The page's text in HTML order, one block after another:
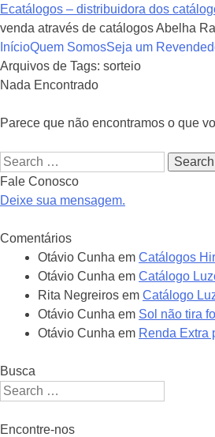
Ecatálogos – distribuidora dos
venda através de catálogos Abelha
Pular
para
o
InícioQuem SomosSeja um
Arquivos de Tags: sorteio
Nada Encontrado
Parece que não encontramos o que
Search
Fale Conosco
Deixe sua mensagem.
Comentários
Otávio Cunha em Catálogos
Otávio Cunha em Catálogo
Rita Negreiros em Catálogo
Otávio Cunha em Sol não tira
Otávio Cunha em Renda Extra
Busca
Search
Encontre-nos